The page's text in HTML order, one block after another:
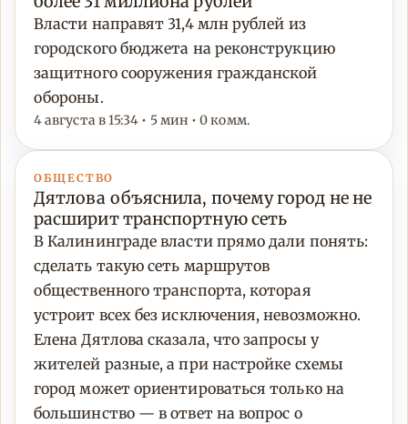
Власти направят 31,4 млн рублей из
городского бюджета на реконструкцию
защитного сооружения гражданской
обороны.
4 августа в 15:34 • 5 мин • 0 комм.
ОБЩЕСТВО
Дятлова объяснила, почему город не не
расширит транспортную сеть
В Калининграде власти прямо дали понять:
сделать такую сеть маршрутов
общественного транспорта, которая
устроит всех без исключения, невозможно.
Елена Дятлова сказала, что запросы у
жителей разные, а при настройке схемы
город может ориентироваться только на
большинство — в ответ на вопрос о